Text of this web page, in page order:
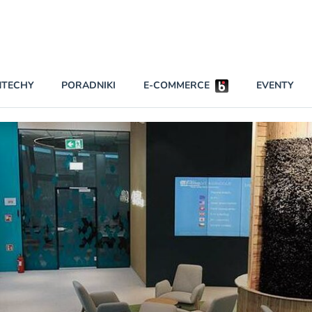
BEZPIECZEŃSTWO
INNI NAPISALI
KONTA
PRAWO
RAPORTY SPECJALNE
NAJCZĘŚCIEJ CZYTANE
Darmowy
wszystkich
W najniższych
darmo przez
Czytaj więcej
PORADNIKI E-COMMERCE EVENTY